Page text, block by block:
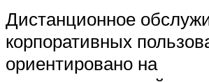
Дистанционное
корпоративных
ориентировано на